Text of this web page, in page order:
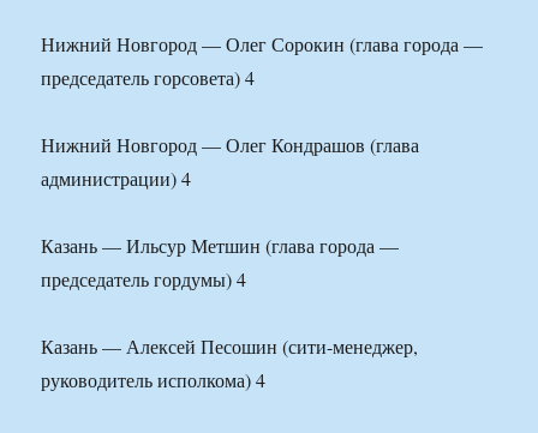
Нижний Новгород — Олег Сорокин (глава города —
председатель горсовета) 4
Нижний Новгород — Олег Кондрашов (глава
администрации) 4
Казань — Ильсур Метшин (глава города —
председатель гордумы) 4
Казань — Алексей Песошин (сити-менеджер,
руководитель исполкома) 4